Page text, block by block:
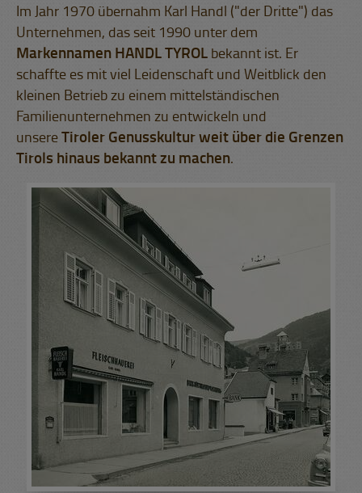
Im Jahr 1970 übernahm Karl Handl ("der Dritte") das
Unternehmen, das seit 1990 unter dem
Markennamen HANDL TYROL bekannt ist. Er
schaffte es mit viel Leidenschaft und Weitblick den
kleinen Betrieb zu einem mittelständischen
Familienunternehmen zu entwickeln und
unsere Tiroler Genusskultur weit über die Grenzen
Tirols hinaus bekannt zu machen.